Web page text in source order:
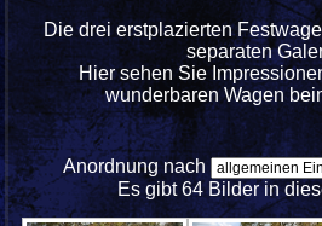
Die drei erstplazierten
separaten
Hier sehen Sie
wunderbaren Wagen
Anordnung nach
Es gibt 64 Bilder in